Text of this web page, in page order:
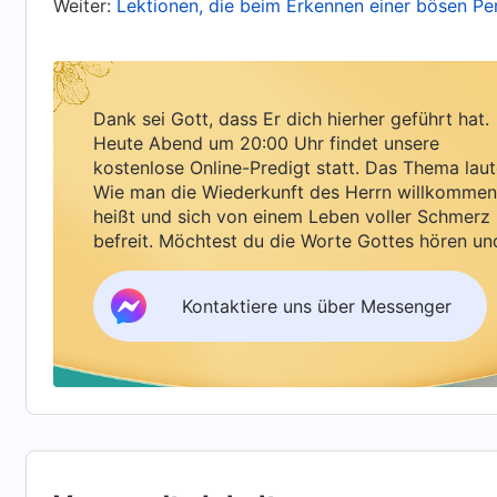
nervös zu werden, wenn du mit anderen
gegenübersiehst, deine eigenen Ideen und
wirst besonders nervös, wenn viele
Zusammenhang und deine Lippen beben.
Mitglieder des anderen Geschlechts
schlichtweg nicht wissen, was sie sagen
überwinden?
Zumindest kurzfristig
denn er ist Teil deiner angeborenen
in kurzer Zeit überwinden kannst, dann tu
keine Mühe machen, kämpfe nicht dagegen
überwinden kannst, solltest du natürlich
Leben lang niemals überwinden kannst,
verderbte Disposition. Dein Lampenfieber,
Weiter: Lektionen, die beim Erkennen einer bösen
Dank sei Gott, dass Er dich hierher geführt hat.
Heute Abend um 20:00 Uhr findet unsere
kostenlose Online-Predigt statt. Das Thema
Wie man die Wiederkunft des Herrn willkommen
heißt und sich von einem Leben voller Schmerz
befreit. Möchtest du die Worte Gottes hören
Segen empfangen?
Kontaktiere uns über Messenger